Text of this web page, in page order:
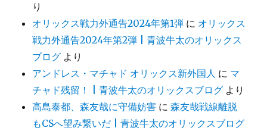
り
オリックス戦力外通告2024年第1弾 に オリックス
戦力外通告2024年第2弾 | 青波牛太のオリックス
ブログ より
アンドレス・マチャド オリックス新外国人 に マ
チャド残留！ | 青波牛太のオリックスブログ より
高島泰都、森友哉に守備妨害 に森友哉戦線離脱
もCSへ望み繋いだ | 青波牛太のオリックスブログ